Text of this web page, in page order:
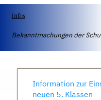
Infos
Bekanntmachungen der
Information zur
neuen 5. Klassen